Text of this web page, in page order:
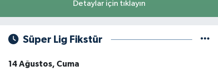
Detaylar için tıklayın
Süper Lig Fikstür
14 Ağustos, Cuma